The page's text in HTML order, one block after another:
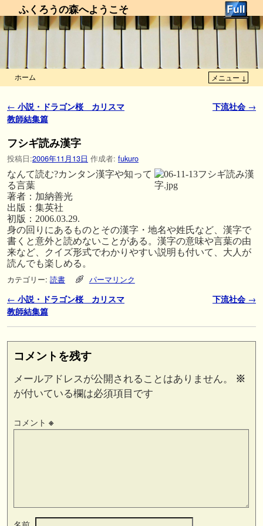
ふくろうの森へようこそ
ホーム メニュー ↓
投稿ナビゲーション
← 小説・ドラゴン桜 カリスマ
教師結集篇
下流社会 →
フシギ読み漢字
投稿日:2006年11月13日 作成者: fukuro
なんて読む?カンタン漢字や知って
る言葉
著者：加納善光
出版：集英社
初版：2006.03.29.
身の回りにあるものとその漢字・地名や姓氏など、漢字で
書くと意外と読めないことがある。漢字の意味や言葉の由
来など、クイズ形式でわかりやすい説明も付いて、大人が
読んでも楽しめる。
カテゴリー: 読書 パーマリンク
投稿ナビゲーション
← 小説・ドラゴン桜 カリスマ
教師結集篇
下流社会 →
コメントを残す
メールアドレスが公開されることはありません。
※
が付いている欄は必須項目です
コメント ※